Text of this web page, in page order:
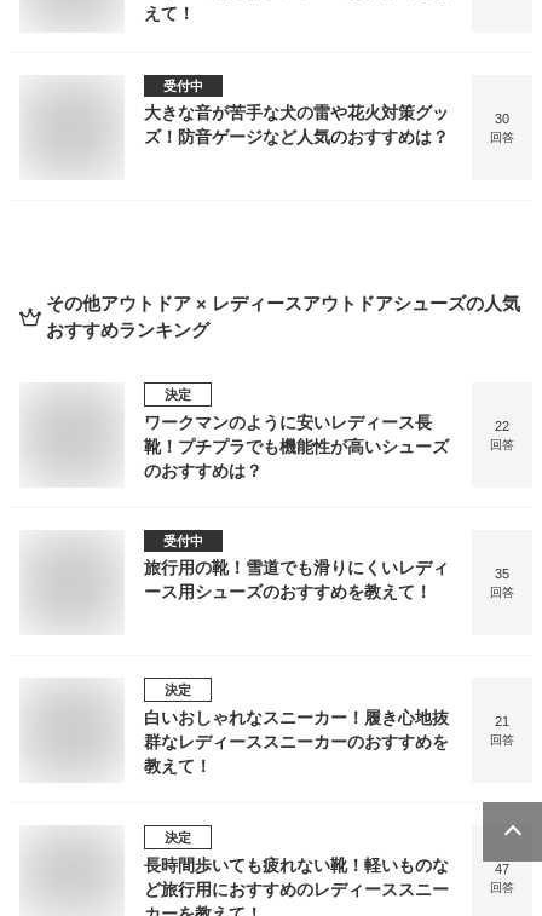
えて！
受付中
大きな音が苦手な犬の雷や花火対策グッ
ズ！防音ゲージなど人気のおすすめは？
30
回答
その他アウトドア × レディースアウトドアシューズの人気
おすすめランキング
決定
ワークマンのように安いレディース長
靴！プチプラでも機能性が高いシューズ
のおすすめは？
22
回答
受付中
旅行用の靴！雪道でも滑りにくいレディ
ース用シューズのおすすめを教えて！
35
回答
決定
白いおしゃれなスニーカー！履き心地抜
群なレディーススニーカーのおすすめを
教えて！
21
回答
決定
長時間歩いても疲れない靴！軽いものな
ど旅行用におすすめのレディーススニー
47
回答